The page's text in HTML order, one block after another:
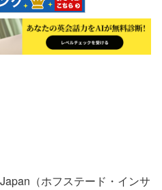
（ホフステード・インサ